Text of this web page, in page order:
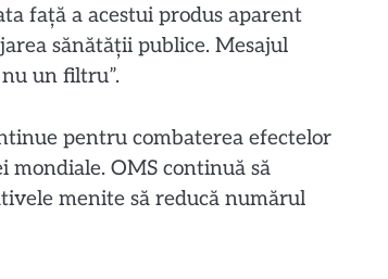
față a acestui produs aparent
sănătății publice. Mesajul
un filtru”.
pentru combaterea efectelor
mondiale. OMS continuă să
menite să reducă numărul